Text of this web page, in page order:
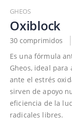
al
comienzo
de
la
galería
imágenes
GHEOS
Oxiblock
30 comprimidos
Es una fórmula
Gheos, ideal
ante el estrés
sirven de apoyo
eficiencia de la
radicales libres.